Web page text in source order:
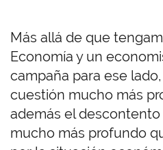
Más allá de que
Economía y un
campaña para ese
cuestión mucho más
además el
mucho más profundo